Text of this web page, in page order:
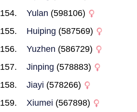
Yulan (598106)
Huiping (587569)
Yuzhen (586729)
Jinping (578883)
Jiayi (578266)
Xiumei (567898)